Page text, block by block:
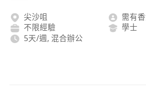
尖沙咀
需有
不限經驗
學士
5天/週, 混合辦公